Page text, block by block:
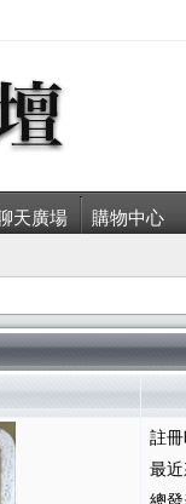
天廣場 購物中心
註
最